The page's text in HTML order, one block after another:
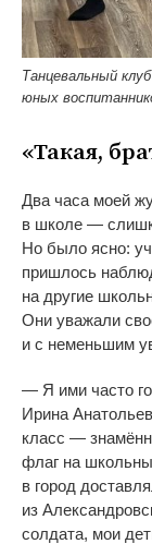
Танцевальный
юных
«Такая,
Два часа моей
в школе —
Но было ясно:
пришлось
на другие
Они уважали
и с неменьшим
— Я ими часто
Ирина
класс —
флаг на
в город
из
солдата, мои